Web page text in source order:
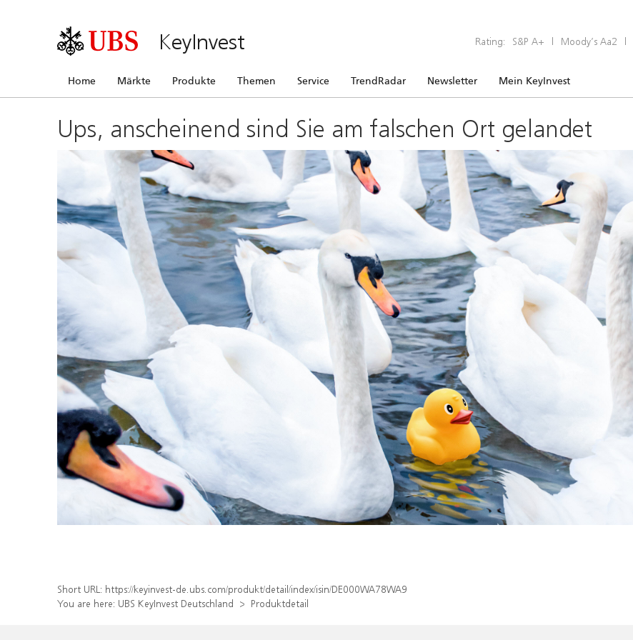
KeyInvest Rating: S&P A+ | Moody’s Aa2 |
Home Märkte Produkte Themen Service TrendRadar Newsletter Mein KeyInvest
Ups, anscheinend sind Sie am falschen Ort gelandet
Short URL: https://keyinvest-de.ubs.com/produkt/detail/index/isin/DE000WA78WA9
You are here: UBS KeyInvest Deutschland Produktdetail